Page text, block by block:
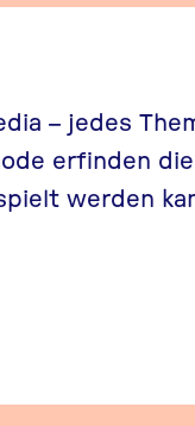
– jedes
erfinden
werden